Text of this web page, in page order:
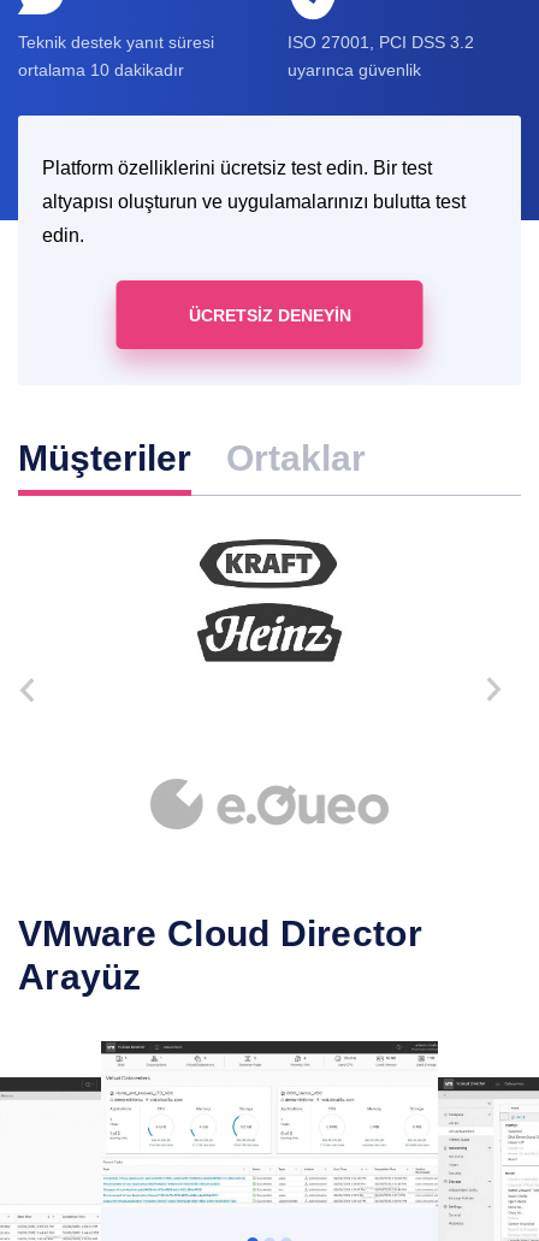
Teknik destek yanıt süresi
ortalama 10 dakikadır
ISO 27001, PCI DSS 3.2
uyarınca güvenlik
Platform özelliklerini ücretsiz test edin. Bir test
altyapısı oluşturun ve uygulamalarınızı bulutta test
edin.
ÜCRETSIZ DENEYIN
Müşteriler Ortaklar
prev
next
VMware Cloud Director
Arayüz